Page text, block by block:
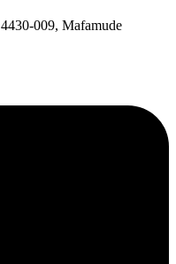
4430-009, Mafamude